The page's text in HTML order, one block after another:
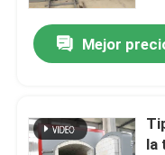
Mejor
la